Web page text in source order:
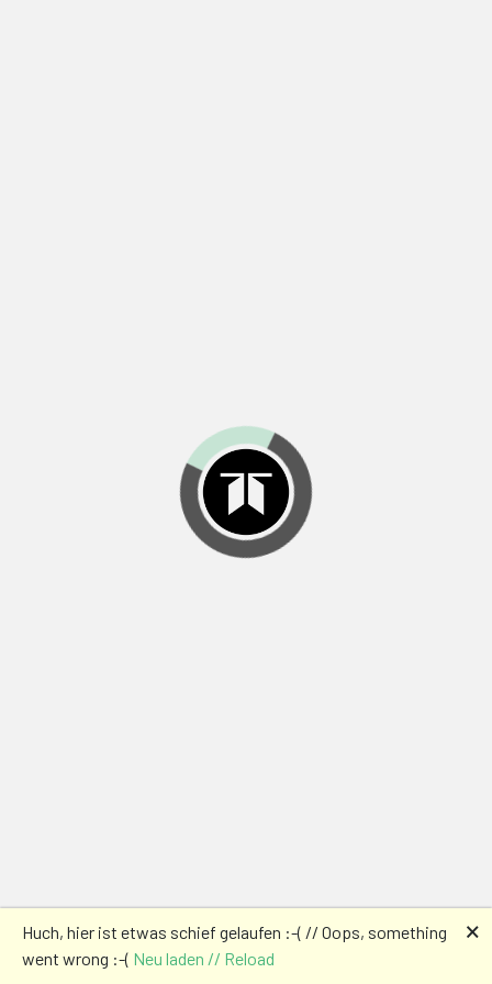
Huch, hier ist etwas schief gelaufen :-( // Oops, something
went wrong :-( Neu laden // Reload
🗙